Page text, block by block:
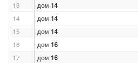
13
дом 14
14
дом 14
15
дом 14
16
дом 16
17
дом 16